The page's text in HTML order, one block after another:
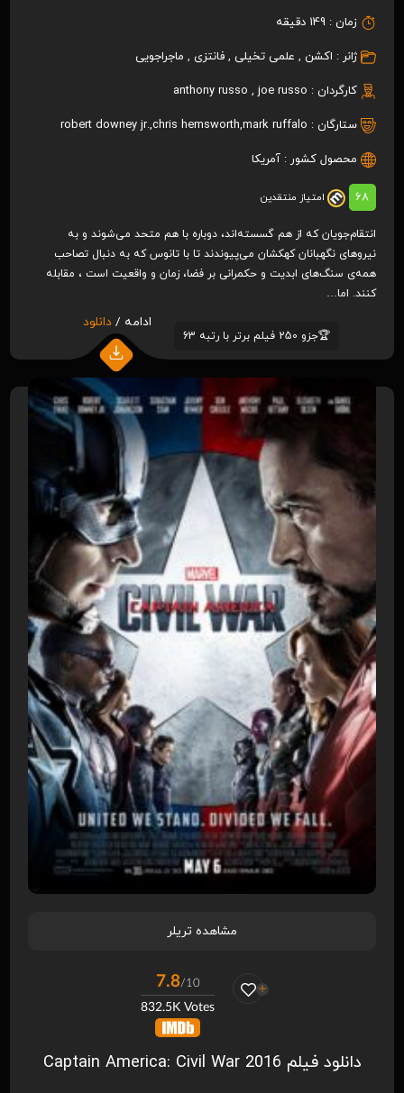
زمان : 149 دقیقه
ژانر : اکشن , علمی تخیلی ,فانتزی , ماجراجویی
کارگردان : anthony russo , joe russo
ستارگان : robert downey jr.,chris hemsworth,mark ruffalo
محصول کشور : آمریکا
68 امتیاز منتقدین
انتقام‌جویان که از هم گسسته‌اند، دوباره با هم متحد می‌شوند و به
نیروهای نگهبانان کهکشان می‌پیوندند تا با تانوس که به دنبال تصاحب
همه‌ی سنگ‌های ابدیت و حکمرانی بر فضا، زمان و واقعیت است ، مقابله
کنند. اما…
🏆جزو 250 فیلم برتر با رتبه 63
ادامه / دانلود
مشاهده تریلر
7.8/10
832.5K Votes
دانلود فیلم Captain America: Civil War 2016